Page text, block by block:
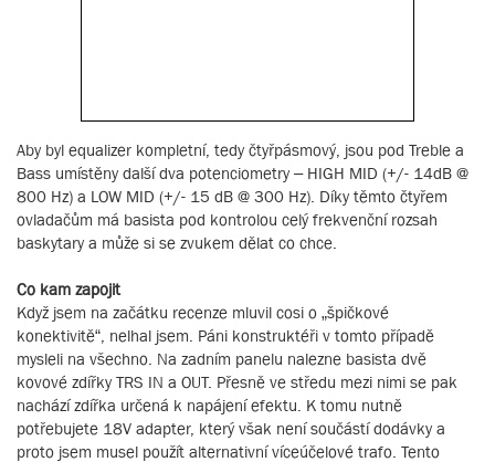
Aby byl equalizer kompletní, tedy čtyřpásmový, jsou pod Treble a
Bass umístěny další dva potenciometry – HIGH MID (+/- 14dB @
800 Hz) a LOW MID (+/- 15 dB @ 300 Hz). Díky těmto čtyřem
ovladačům má basista pod kontrolou celý frekvenční rozsah
baskytary a může si se zvukem dělat co chce.
Co kam zapojit
Když jsem na začátku recenze mluvil cosi o „špičkové
konektivitě“, nelhal jsem. Páni konstruktéři v tomto případě
mysleli na všechno. Na zadním panelu nalezne basista dvě
kovové zdířky TRS IN a OUT. Přesně ve středu mezi nimi se pak
nachází zdířka určená k napájení efektu. K tomu nutně
potřebujete 18V adapter, který však není součástí dodávky a
proto jsem musel použít alternativní víceúčelové trafo. Tento